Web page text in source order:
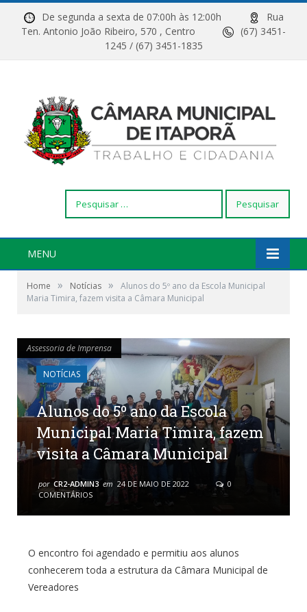
De segunda a sexta de 07:00h às 12:00h
Rua
Ten. Antonio João Ribeiro, 570 , Centro
(67) 3451-
1245 / (67) 3451-1835
por:
MENU
Home » Notícias »
Alunos do 5º ano da Escola Municipal
Maria Timira, fazem visita a Câmara Municipal
Assessoria de Imprensa
NOTÍCIAS
Alunos do 5º ano da Escola
Municipal Maria Timira, fazem
visita a Câmara Municipal
por CR2-ADMIN3 em 24 DE MAIO DE 2022
0
COMENTÁRIOS
Assessoria de Imprensa
O encontro foi agendado e permitiu aos alunos
conhecerem toda a estrutura da Câmara Municipal de
Vereadores